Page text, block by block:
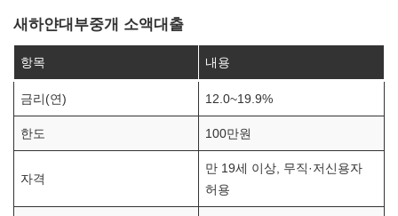
새하얀대부중개 소액대출
항목 내용
금리(연) 12.0~19.9%
한도 100만원
자격
만 19세 이상, 무직·저신용자
허용